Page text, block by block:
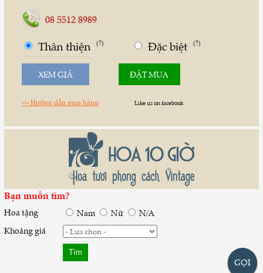
08 5512 8989
Thân thiện (?) Đặc biệt (?)
XEM GIÁ ĐẶT MUA
››› Hướng dẫn mua hàng Like us on facebook
Bạn muốn tìm?
Hoa tặng Nam Nữ
N/A
Khoảng giá
GỌI